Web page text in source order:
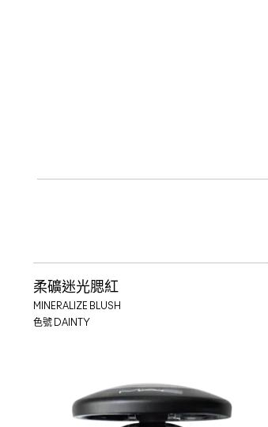
柔礦迷光腮紅
MINERALIZE BLUSH
色號 DAINTY